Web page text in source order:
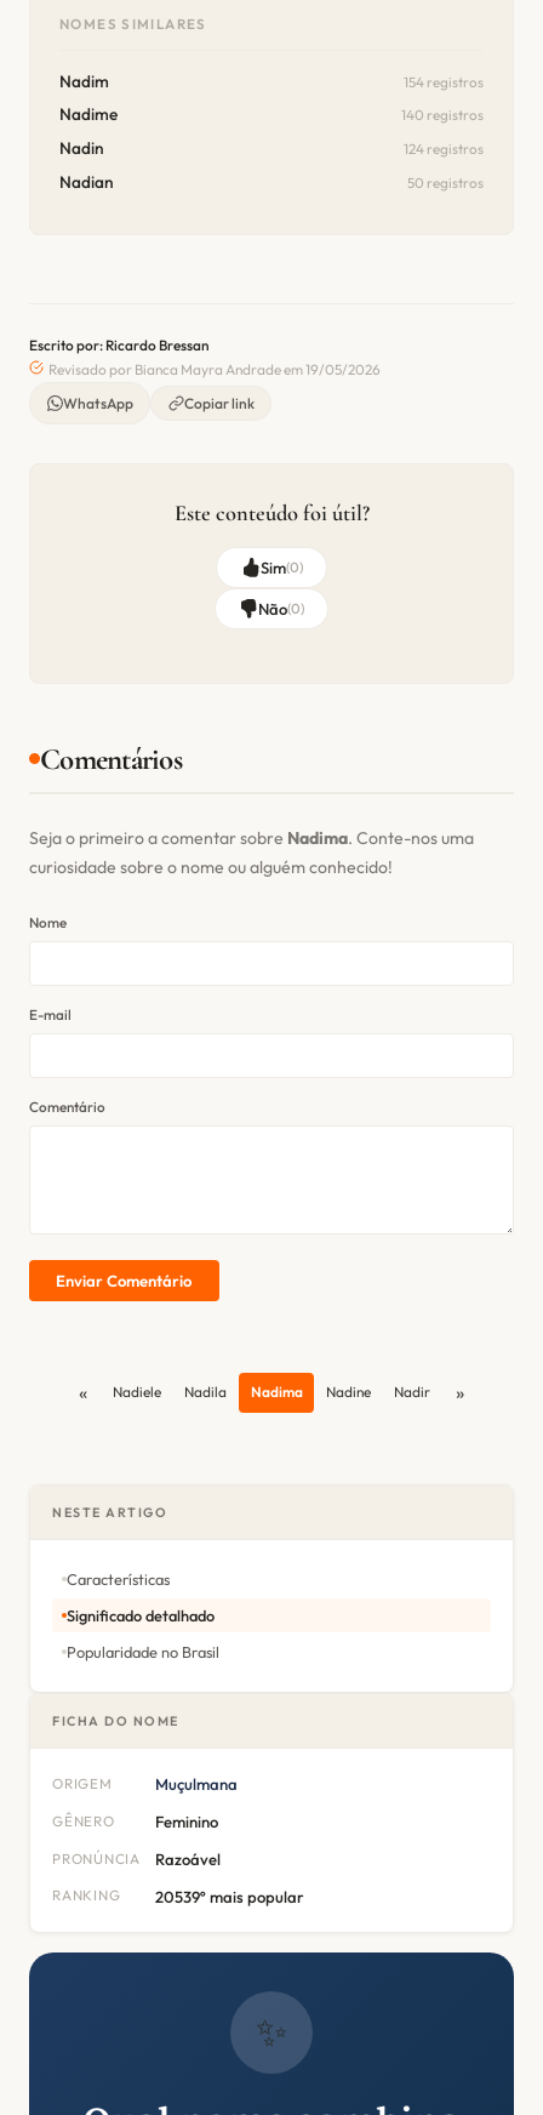
NOMES SIMILARES
Nadim 154 registros
Nadime 140 registros
Nadin 124 registros
Nadian 50 registros
Escrito por: Ricardo Bressan
Revisado por Bianca Mayra Andrade em 19/05/2026
WhatsApp
Copiar link
Este conteúdo foi útil?
Sim(0)
Não(0)
Comentários
Seja o primeiro a comentar sobre Nadima. Conte-nos uma
curiosidade sobre o nome ou alguém conhecido!
Nome
E-mail
Comentário
Enviar Comentário
« Nadiele Nadila Nadima Nadine Nadir »
NESTE ARTIGO
Características
Significado detalhado
Popularidade no Brasil
FICHA DO NOME
ORIGEM Muçulmana
GÊNERO Feminino
PRONÚNCIA Razoável
RANKING 20539º mais popular
✨